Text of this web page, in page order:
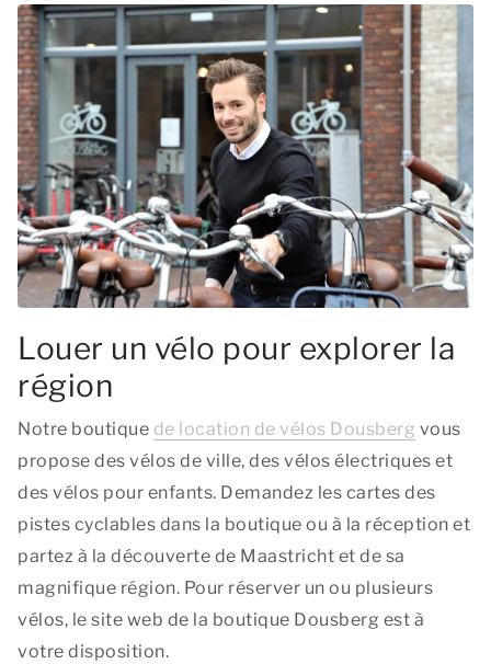
Louer un vélo pour explorer la
région
Notre boutique de location de vélos Dousberg vous
propose des vélos de ville, des vélos électriques et
des vélos pour enfants. Demandez les cartes des
pistes cyclables dans la boutique ou à la réception et
partez à la découverte de Maastricht et de sa
magnifique région. Pour réserver un ou plusieurs
vélos, le site web de la boutique Dousberg est à
votre disposition.